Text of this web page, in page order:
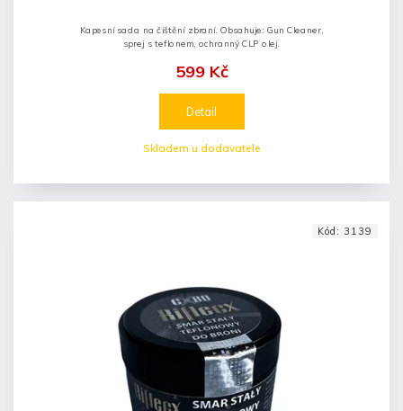
Skladem u dodavatele
599 Kč
Detail
Kapesní sada na čištění zbraní. Obsahuje: Gun Cleaner,
sprej s teflonem, ochranný CLP olej.
Kód: 3139